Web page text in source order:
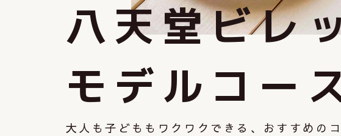
八天堂ビレ
モデルコー
大人も子どももワクワクできる、おすすめの